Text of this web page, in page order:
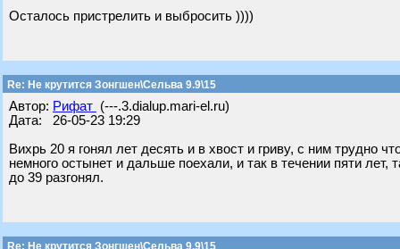
Осталось пристрелить и выбросить ))))
Re: Не крутится Зонгшен\Сельва 9.9\15
Автор: Рифат (---.3.dialup.mari-el.ru)
Дата: 26-05-23 19:29
Вихрь 20 я гонял лет десять и в хвост и гриву, с ним трудно
немного остынет и дальше поехали, и так в течении пяти
до 39 разгонял.
Re: Не крутится Зонгшен\Сельва 9.9\15